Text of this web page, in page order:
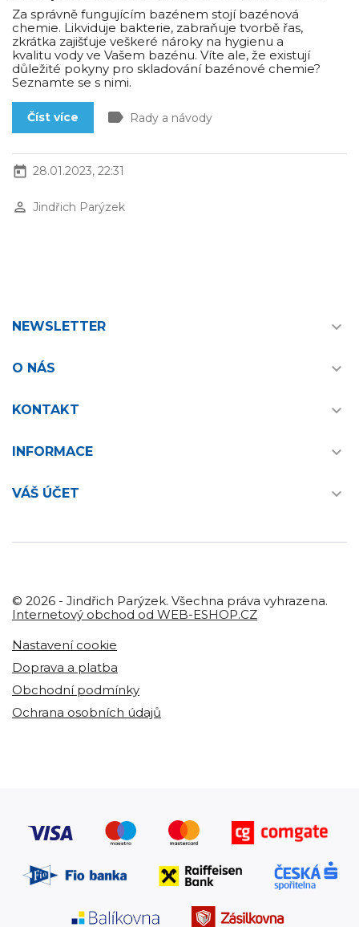
Za správně fungujícím bazénem stojí bazénová
chemie. Likviduje bakterie, zabraňuje tvorbě řas,
zkrátka zajišťuje veškeré nároky na hygienu a
kvalitu vody ve Vašem bazénu. Víte ale, že existují
důležité pokyny pro skladování bazénové chemie?
Seznamte se s nimi.
Číst více label Rady a návody
today 28.01.2023, 22:31
perm_identity Jindřich Parýzek
NEWSLETTER 
O NÁS 
KONTAKT 
INFORMACE 
VÁŠ ÚČET 
© 2026 - Jindřich Parýzek. Všechna práva vyhrazena.
Internetový obchod od WEB-ESHOP.CZ
Nastavení cookie
Doprava a platba
Obchodní podmínky
Ochrana osobních údajů